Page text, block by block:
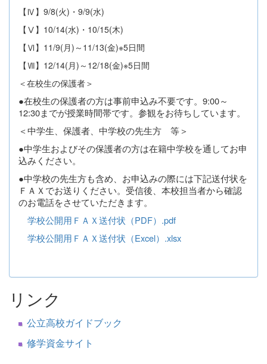
【Ⅳ】9/8(火)・9/9(水)
【Ⅴ】10/14(水)・10/15(木)
【Ⅵ】11/9(月)～11/13(金)※5日間
【Ⅶ】12/14(月)～12/18(金)※5日間
＜在校生の保護者＞
●在校生の保護者の方は事前申込み不要です。 9:00～
12:30までが授業時間帯です。参観をお待ちしています。
＜中学生、保護者、中学校の先生方 等＞
●中学生およびその保護者の方は在籍中学校を通してお申
込みください。
●中学校の先生方も含め、お申込みの際には下記送付状を
ＦＡＸでお送りください。受信後、本校担当者から確認
のお電話をさせていただきます。
学校公開用ＦＡＸ送付状（PDF）.pdf
学校公開用ＦＡＸ送付状（Excel）.xlsx
リンク
公立高校ガイドブック
修学資金サイト